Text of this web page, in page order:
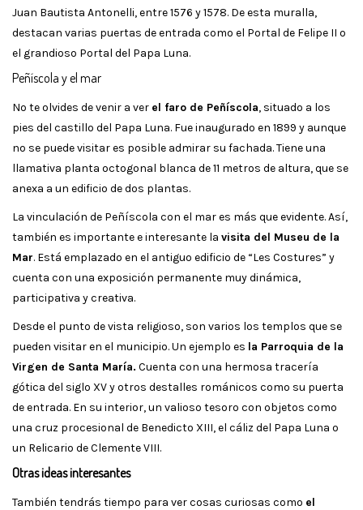
Juan Bautista Antonelli, entre 1576 y 1578. De esta muralla,
destacan varias puertas de entrada como el Portal de Felipe II o
el grandioso Portal del Papa Luna.
Peñíscola y el mar
No te olvides de venir a ver el faro de Peñíscola, situado a los
pies del castillo del Papa Luna. Fue inaugurado en 1899 y aunque
no se puede visitar es posible admirar su fachada. Tiene una
llamativa planta octogonal blanca de 11 metros de altura, que se
anexa a un edificio de dos plantas.
La vinculación de Peñíscola con el mar es más que evidente. Así,
también es importante e interesante la visita del Museu de la
Mar. Está emplazado en el antiguo edificio de “Les Costures” y
cuenta con una exposición permanente muy dinámica,
participativa y creativa.
Desde el punto de vista religioso, son varios los templos que se
pueden visitar en el municipio. Un ejemplo es la Parroquia de la
Virgen de Santa María. Cuenta con una hermosa tracería
gótica del siglo XV y otros destalles románicos como su puerta
de entrada. En su interior, un valioso tesoro con objetos como
una cruz procesional de Benedicto XIII, el cáliz del Papa Luna o
un Relicario de Clemente VIII.
Otras ideas interesantes
También tendrás tiempo para ver cosas curiosas como el